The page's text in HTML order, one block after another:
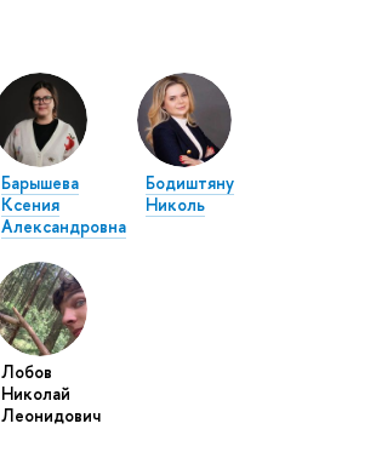
Барышева
Ксения
Александровна
Бодиштяну
Николь
Лобов
Николай
Леонидович